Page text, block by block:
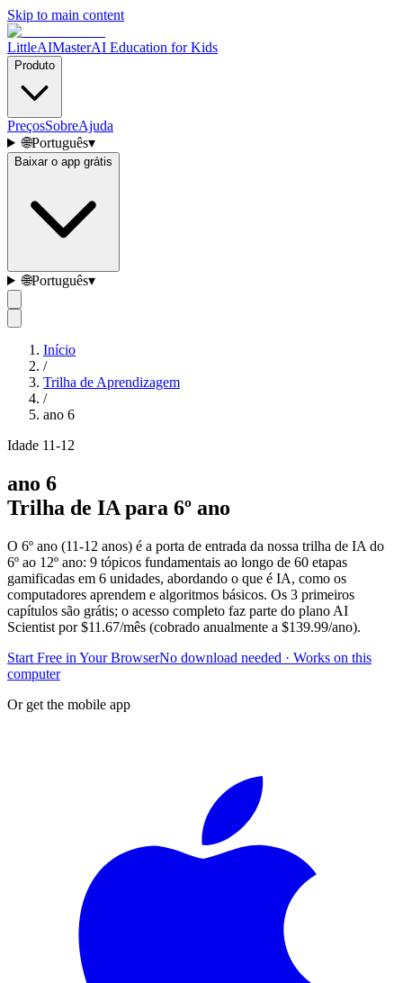
Skip to main content
LittleAIMasterAI Education for Kids
Produto
PreçosSobreAjuda
🌐Português▾
Baixar o app grátis
🌐Português▾
Início
/
Trilha de Aprendizagem
/
ano 6
Idade 11-12
ano 6
Trilha de IA para 6º ano
O 6º ano (11-12 anos) é a porta de entrada da nossa trilha de IA do
6º ao 12º ano: 9 tópicos fundamentais ao longo de 60 etapas
gamificadas em 6 unidades, abordando o que é IA, como os
computadores aprendem e algoritmos básicos. Os 3 primeiros
capítulos são grátis; o acesso completo faz parte do plano AI
Scientist por $11.67/mês (cobrado anualmente a $139.99/ano).
Start Free in Your BrowserNo download needed · Works on this
computer
Or get the mobile app